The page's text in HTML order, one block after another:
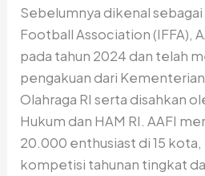
Sebelumnya dikenal
Football Association (IFFA),
pada tahun 2024 dan telah
pengakuan dari
Olahraga RI serta disahkan
Hukum dan HAM RI. AAFI
20.000 enthusiast di 15
kompetisi tahunan tingkat